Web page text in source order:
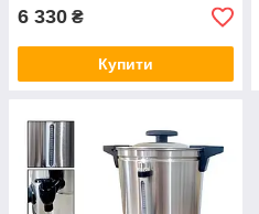
6 330 ₴
Купити